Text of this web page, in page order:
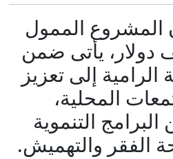
المشروع الممول
500 ألف دولار، يأتى ضمن
الرامية إلى تعزيز
المحلية،
التنموية
الفقر والتهميش.